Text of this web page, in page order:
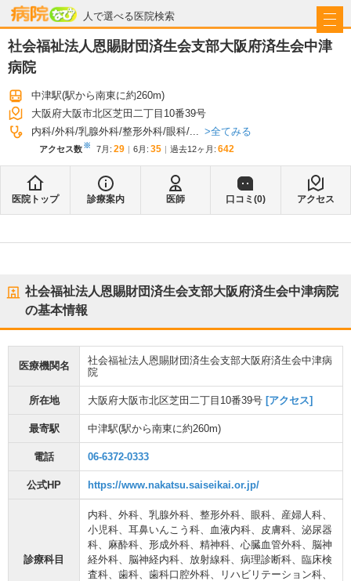
人で選べる医院検索
病院なび
社会福祉法人恩賜財団済生会支部大阪府済生会中津
病院
中津駅(駅から南東に約260m)
大阪府大阪市北区芝田二丁目10番39号
内科 外科 乳腺外科 整形外科 眼科 ... 全てみる
アクセス数※ 7月 : 29 6月 : 35 過去12ヶ月: 642
医院トップ 診療案内 医師 口コミ(0) アクセス
社会福祉法人恩賜財団済生会支部大阪府済生会中津病院
の基本情報
医療機関名
社会福祉法人恩賜財団済生会支部大阪府済生会中津病
院
所在地 大阪府大阪市北区芝田二丁目10番39号 [アクセス]
最寄駅 中津駅(駅から南東に約260m)
電話 06-6372-0333
公式HP https://www.nakatsu.saiseikai.or.jp/
診療科目
内科、 外科、 乳腺外科、 整形外科、 眼科、 産婦人科、
小児科、 耳鼻いんこう科、 血液内科、 皮膚科、 泌尿器
科、 麻酔科、 形成外科、 精神科、 心臓血管外科、 脳神
経外科、 脳神経内科、 放射線科、 病理診断科、 臨床検
査科、 歯科、 歯科口腔外科、 リハビリテーション科、